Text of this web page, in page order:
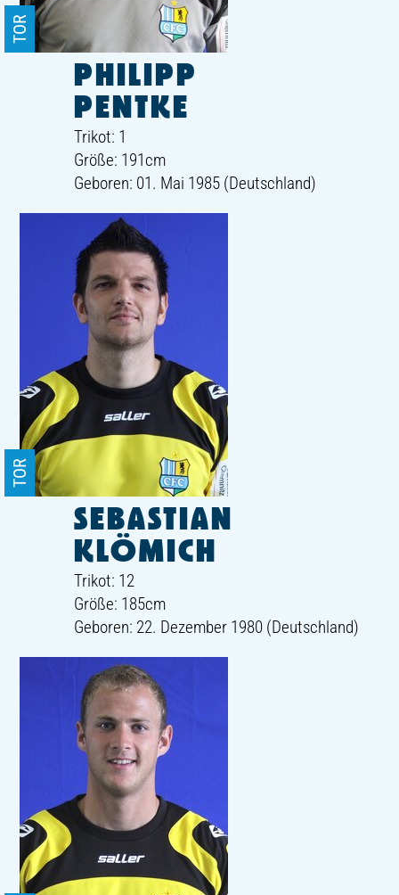
PHILIPP
PENTKE
TOR
Trikot: 1
Größe: 191cm
Geboren: 01. Mai 1985 (Deutschland)
SEBASTIAN
KLÖMICH
TOR
Trikot: 12
Größe: 185cm
Geboren: 22. Dezember 1980 (Deutschland)